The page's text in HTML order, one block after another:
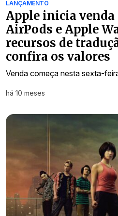
LANÇAMENTO
Apple inicia venda
AirPods e Apple
recursos de
confira os valores
Venda começa nesta sexta-
há 10 meses